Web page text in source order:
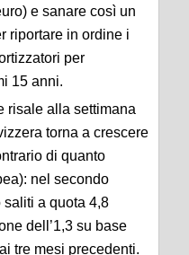
e sanare così un
riportare in ordine i
per
15 anni.
risale alla settimana
torna a crescere
di quanto
nel secondo
a quota 4,8
dell’1,3 su base
tre mesi precedenti.